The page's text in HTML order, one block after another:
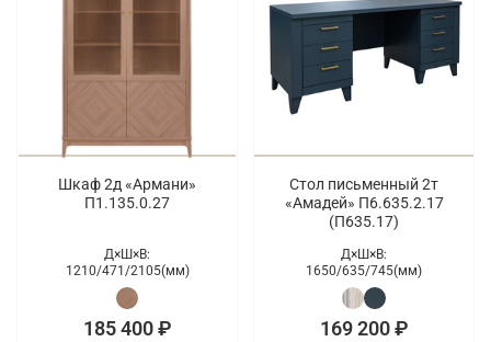
Шкаф 2д «Армани»
П1.135.0.27
Д×Ш×В:
1210/471/2105(мм)
185 400 ₽
Стол письменный 2т
«Амадей» П6.635.2.17
(П635.17)
Д×Ш×В:
1650/635/745(мм)
169 200 ₽